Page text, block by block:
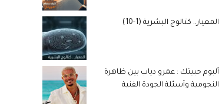
المعيار.. كتالوج البشرية (1-10)
ألبوم حبيتك : عمرو دياب بين ظاهرة
النجومية وأسئلة الجودة الفنية